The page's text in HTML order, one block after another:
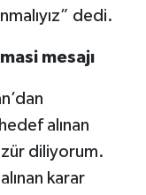
dedi.
mesajı
alınan
diliyorum.
karar